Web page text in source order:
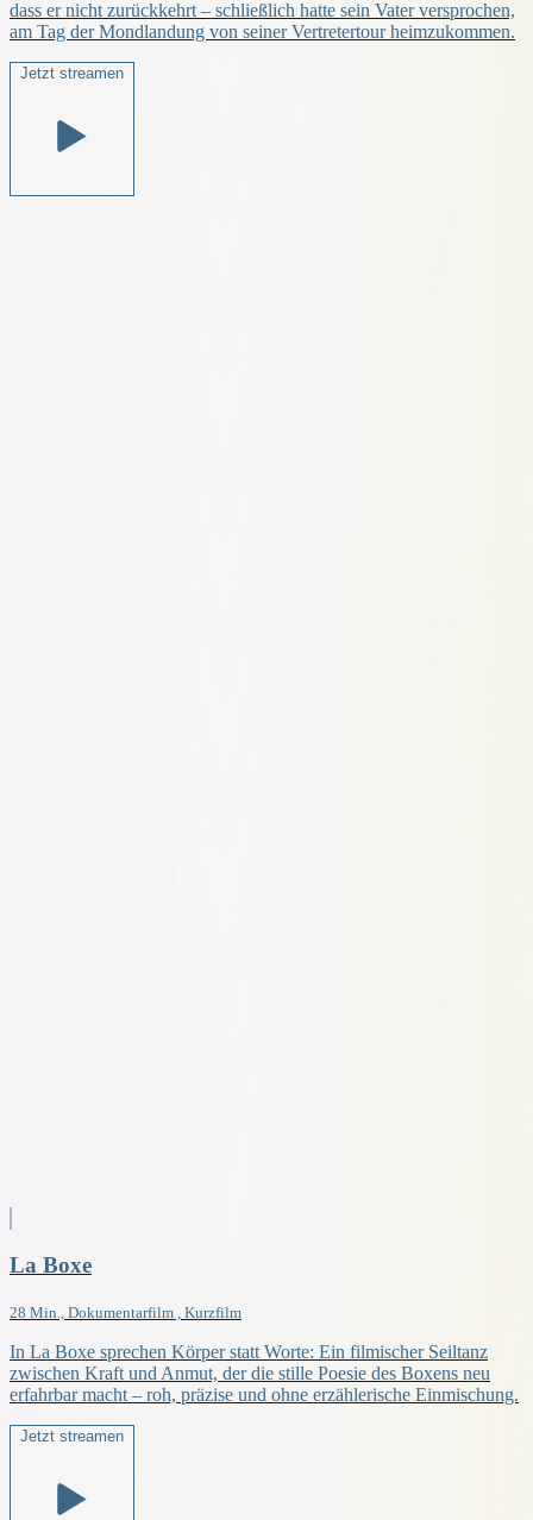
dass er nicht zurückkehrt – schließlich hatte sein Vater versprochen,
am Tag der Mondlandung von seiner Vertretertour heimzukommen.
Jetzt streamen
La Boxe
28 Min., Dokumentarfilm , Kurzfilm
In La Boxe sprechen Körper statt Worte: Ein filmischer Seiltanz
zwischen Kraft und Anmut, der die stille Poesie des Boxens neu
erfahrbar macht – roh, präzise und ohne erzählerische Einmischung.
Jetzt streamen